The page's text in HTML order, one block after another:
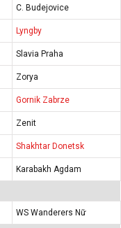
C. Budejovice
Lyngby
Slavia Praha
Zorya
Gornik Zabrze
Zenit
Shakhtar Donetsk
Karabakh Agdam
WS Wanderers Nữ